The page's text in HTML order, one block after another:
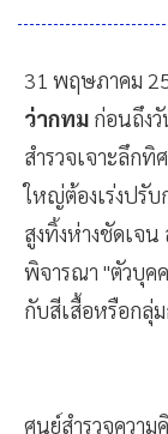
31 พฤษภาคม
ว่ากทม ก่อนถึง
สำรวจเจาะลึกทิ
ใหญ่ต้องเร่งปรั
สูงทิ้งห่างชัดเจ
พิจารณา "ตัวบุค
กับสีเสื้อหรือกลุ่ม
ศูนย์สำรวจควา